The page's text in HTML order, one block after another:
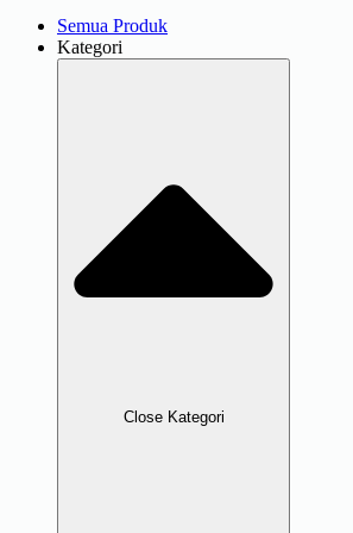
Semua Produk
Kategori
Close Kategori